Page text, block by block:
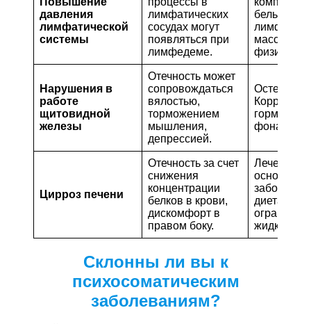
давления
лимфатической
системы
лимфатических
сосудах могут
появляться при
лимфедеме.
белья,
массаж,
Нарушения в
работе
щитовидной
железы
Отечность может
сопровождаться
вялостью,
торможением
мышления,
депрессией.
Коррекция
фона,
Цирроз печени
Отечность за счет
снижения
концентрации
белков в крови,
дискомфорт в
правом боку.
Лечение
основного
диета,
жидкости.
Склонны ли вы к
психосоматическим
заболеваниям?